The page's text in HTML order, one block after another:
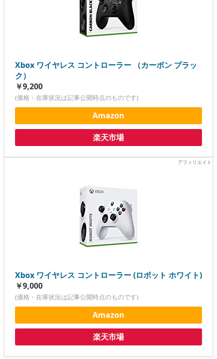
Xbox ワイヤレス コントローラー （カーボン ブラッ
ク）
￥9,200
(価格・在庫状況は記事公開時点のものです)
Amazon
楽天市場
Xbox ワイヤレス コントローラー (ロボット ホワイト)
￥9,000
(価格・在庫状況は記事公開時点のものです)
Amazon
楽天市場